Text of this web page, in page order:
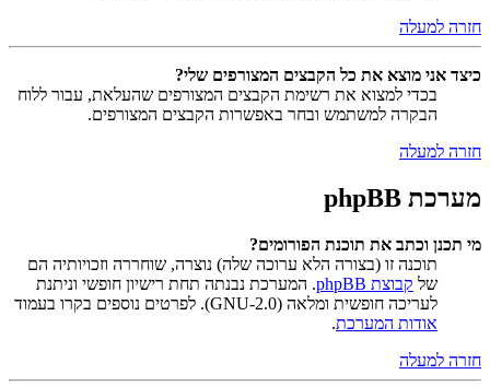
חזרה למעלה
כיצד אני מוצא את כל הקבצים המצורפים שלי?
בכדי למצוא את רשימת הקבצים המצורפים שהעלאת, עבור ללוח
הבקרה למשתמש ובחר באפשרות הקבצים המצורפים.
חזרה למעלה
מערכת phpBB
מי תכנן וכתב את תוכנת הפורומים?
תוכנה זו (בצורה הלא ערוכה שלה) נוצרה, שוחררה וזכויותיה הם
של קבוצת phpBB
. המערכת נבנתה תחת רישיון חופשי וניתנת
לעריכה חופשית ומלאה (GNU-2.0). לפרטים נוספים בקרו בעמוד
אודות המערכת.
חזרה למעלה